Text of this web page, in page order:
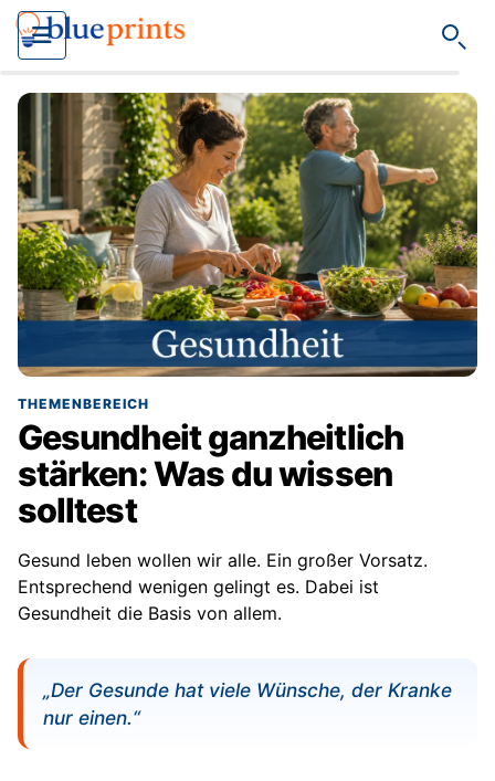
THEMENBEREICH
Gesundheit ganzheitlich
stärken: Was du wissen
solltest
Gesund leben wollen wir alle. Ein großer Vorsatz.
Entsprechend wenigen gelingt es. Dabei ist
Gesundheit die Basis von allem.
„Der Gesunde hat viele Wünsche, der Kranke
nur einen.“